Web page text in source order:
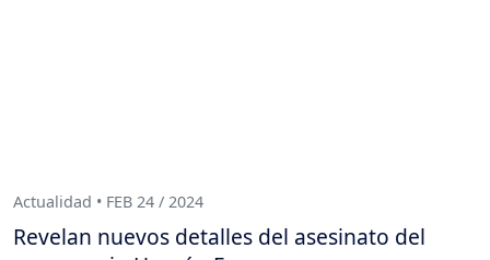
Actualidad • FEB 24 / 2024
Revelan nuevos detalles del asesinato del